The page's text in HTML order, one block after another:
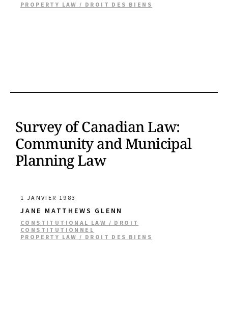
PROPERTY LAW / DROIT DES BIENS
Survey of Canadian Law:
Community and Municipal
Planning Law
1 JANVIER 1983
JANE MATTHEWS GLENN
CONSTITUTIONAL LAW / DROIT
CONSTITUTIONNEL
PROPERTY LAW / DROIT DES BIENS